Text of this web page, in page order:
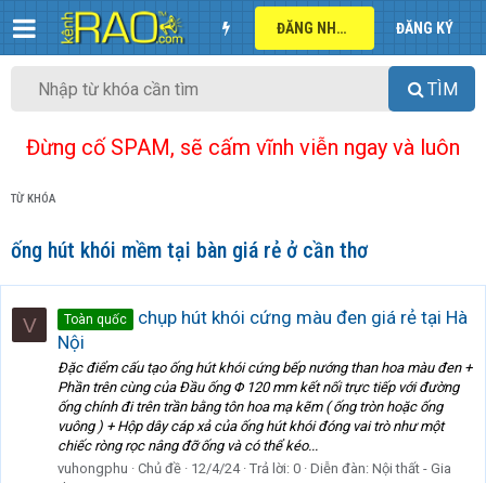
ĐĂNG NHẬP ĐĂNG KÝ
TÌM
Đừng cố SPAM, sẽ cấm vĩnh viễn ngay và luôn
TỪ KHÓA
ống hút khói mềm tại bàn giá rẻ ở cần thơ
V Toàn quốc
chụp hút khói cứng màu đen giá rẻ tại Hà
Nội
Đặc điểm cấu tạo ống hút khói cứng bếp nướng than hoa màu đen +
Phần trên cùng của Đầu ống Φ 120 mm kết nối trực tiếp với đường
ống chính đi trên trần bằng tôn hoa mạ kẽm ( ống tròn hoặc ống
vuông ) + Hộp dây cáp xả của ống hút khói đóng vai trò như một
chiếc ròng rọc nâng đỡ ống và có thể kéo...
vuhongphu
Chủ đề 12/4/24 Trả lời: 0 Diễn đàn: Nội thất - Gia